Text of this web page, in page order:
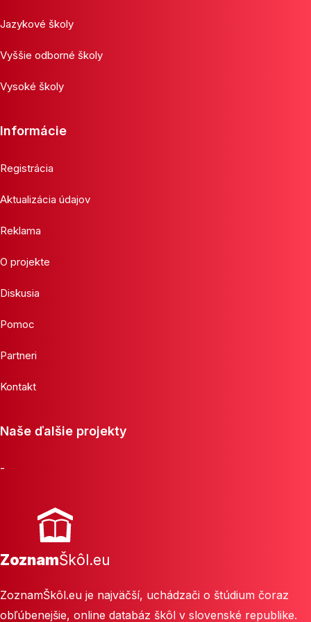
Jazykové školy
Vyššie odborné školy
Vysoké školy
Informácie
Registrácia
Aktualizácia údajov
Reklama
O projekte
Diskusia
Pomoc
Partneri
Kontakt
Naše ďalšie projekty
-
ZoznamŠkôl.eu
ZoznamŠkôl.eu je najväčší, uchádzači o štúdium čoraz
obľúbenejšie, online databáz škôl v slovenské republike.